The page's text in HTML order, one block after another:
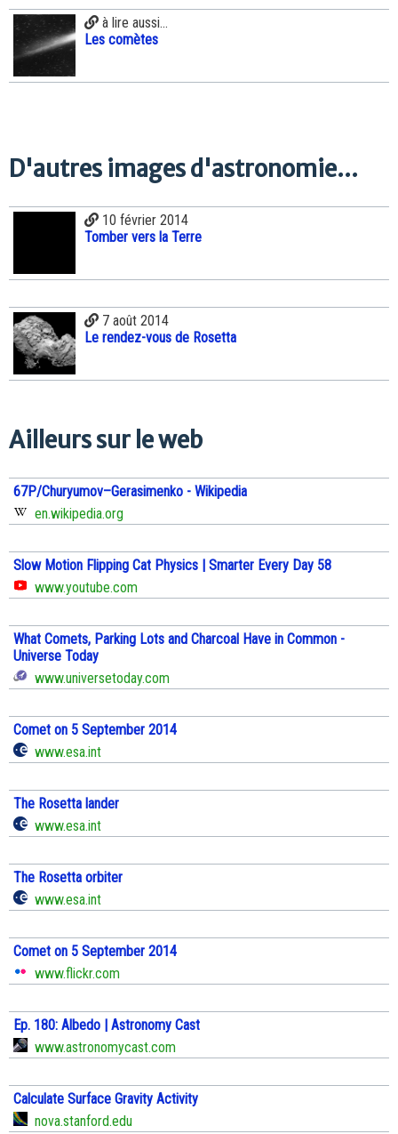
à lire aussi...
Les comètes
D'autres images d'astronomie...
10 février 2014
Tomber vers la Terre
7 août 2014
Le rendez-vous de Rosetta
Ailleurs sur le web
67P/Churyumov–Gerasimenko - Wikipedia
en.wikipedia.org
Slow Motion Flipping Cat Physics | Smarter Every Day 58
www.youtube.com
What Comets, Parking Lots and Charcoal Have in Common -
Universe Today
www.universetoday.com
Comet on 5 September 2014
www.esa.int
The Rosetta lander
www.esa.int
The Rosetta orbiter
www.esa.int
Comet on 5 September 2014
www.flickr.com
Ep. 180: Albedo | Astronomy Cast
www.astronomycast.com
Calculate Surface Gravity Activity
nova.stanford.edu